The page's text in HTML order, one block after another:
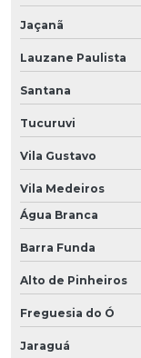
Jaçanã
Lauzane Paulista
Santana
Tucuruvi
Vila Gustavo
Vila Medeiros
Água Branca
Barra Funda
Alto de Pinheiros
Freguesia do Ó
Jaraguá